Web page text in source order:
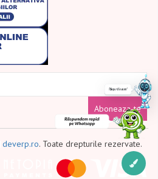
Aboneaza-te
deverp.ro. Toate drepturile rezervate.